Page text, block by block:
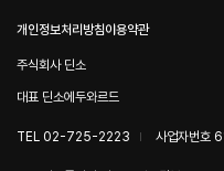
개인정보처리방침이용약관
주식회사 딘소
대표 딘소에두와르드
TEL 02-725-2223 사업자번